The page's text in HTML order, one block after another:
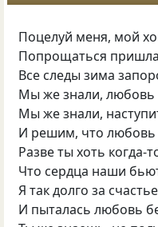
Поцелуй меня, мой
Попрощаться
Все следы зима
Мы же знали, любовь
Мы же знали,
И решим, что любовь
Разве ты хоть когда-
Что сердца наши
Я так долго за
И пыталась любовь